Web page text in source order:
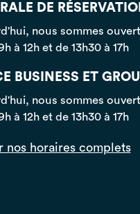
DE
nous sommes
à 12h et de 13h30 à 17h
BUSINESS ET
nous sommes
à 12h et de 13h30 à 17h
nos horaires complets